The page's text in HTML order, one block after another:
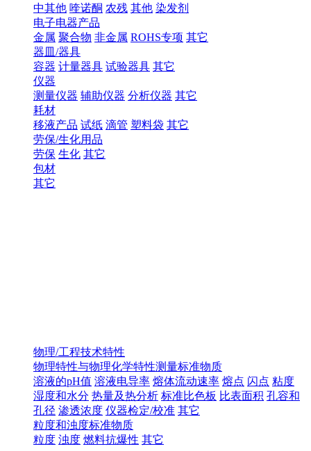
中其他 喹诺酮 农残 其他 染发剂
电子电器产品
金属 聚合物 非金属 ROHS专项 其它
器皿/器具
容器 计量器具 试验器具 其它
仪器
测量仪器 辅助仪器 分析仪器 其它
耗材
移液产品 试纸 滴管 塑料袋 其它
劳保/生化用品
劳保 生化 其它
包材
其它
物理/工程技术特性
物理特性与物理化学特性测量标准物质
溶液的pH值 溶液电导率 熔体流动速率 熔点 闪点 粘度
湿度和水分 热量及热分析 标准比色板 比表面积 孔容和
孔径 渗透浓度 仪器检定/校准 其它
粒度和浊度标准物质
粒度 浊度 燃料抗爆性 其它